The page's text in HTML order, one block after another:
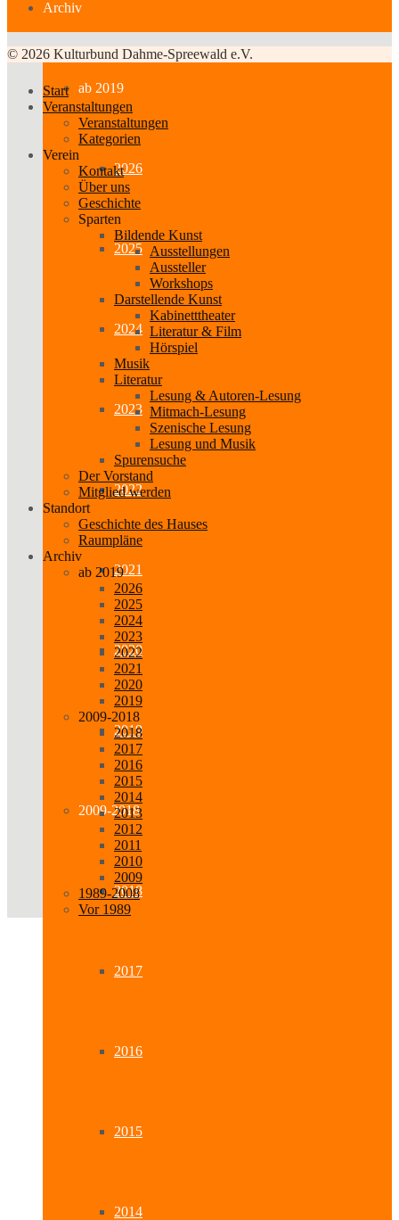
Archiv
ab 2019
2026
2025
2024
2023
2022
2021
2020
2019
2009-2018
2018
2017
2016
2015
2014
© 2026 Kulturbund Dahme-Spreewald e.V.
Start
Veranstaltungen
Veranstaltungen
Kategorien
Verein
Kontakt
Über uns
Geschichte
Sparten
Bildende Kunst
Ausstellungen
Aussteller
Workshops
Darstellende Kunst
Kabinetttheater
Literatur & Film
Hörspiel
Musik
Literatur
Lesung & Autoren-Lesung
Mitmach-Lesung
Szenische Lesung
Lesung und Musik
Spurensuche
Der Vorstand
Mitglied werden
Standort
Geschichte des Hauses
Raumpläne
Archiv
ab 2019
2026
2025
2024
2023
2022
2021
2020
2019
2009-2018
2018
2017
2016
2015
2014
2013
2012
2011
2010
2009
1989-2008
Vor 1989